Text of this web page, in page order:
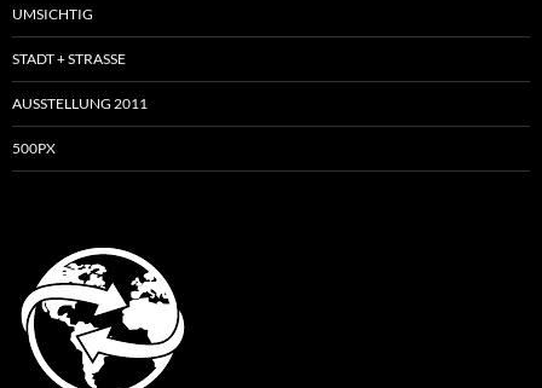
UMSICHTIG
STADT + STRASSE
AUSSTELLUNG 2011
500PX